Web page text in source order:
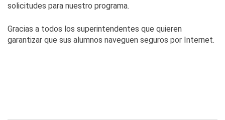
solicitudes para nuestro programa.
Gracias a todos los superintendentes que quieren
garantizar que sus alumnos naveguen seguros por Internet.